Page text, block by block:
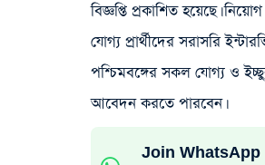
বিজ্ঞপ্তি প্রকাশিত হয়েছে।
যোগ্য প্রার্থীদের সরাসরি
পশ্চিমবঙ্গের সকল যোগ্য ও
আবেদন করতে পারবেন।
Join WhatsApp